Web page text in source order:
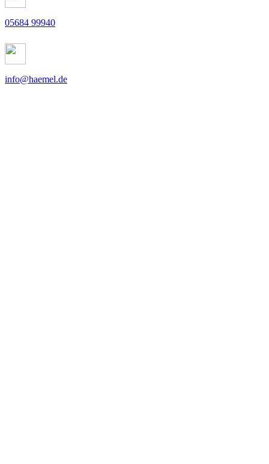
05684 99940
info@haemel.de